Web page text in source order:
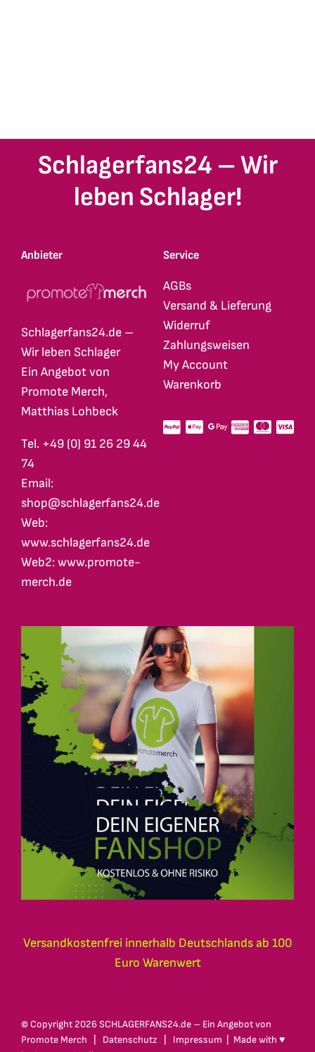
Schlagerfans24 – Wir
leben Schlager!
Anbieter
Schlagerfans24.de –
Wir leben Schlager
Ein Angebot von
Promote Merch,
Matthias Lohbeck
Tel. +49 (0) 91 26 29 44
74
Email:
shop@schlagerfans24.de
Web:
www.schlagerfans24.de
Web2: www.promote-
merch.de
Service
AGBs
Versand & Lieferung
Widerruf
Zahlungsweisen
My Account
Warenkorb
Versandkostenfrei innerhalb Deutschlands ab 100
Euro Warenwert
© Copyright 2026 SCHLAGERFANS24.de – Ein Angebot von
Promote Merch
Datenschutz Impressum | Made with ♥